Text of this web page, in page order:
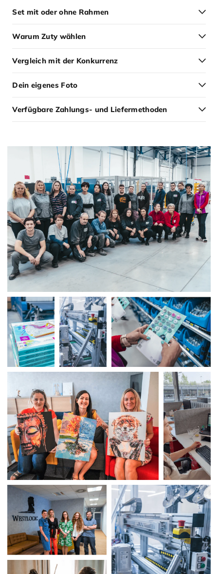
Set mit oder ohne Rahmen
Warum Zuty wählen
Vergleich mit der Konkurrenz
Dein eigenes Foto
Verfügbare Zahlungs- und Liefermethoden